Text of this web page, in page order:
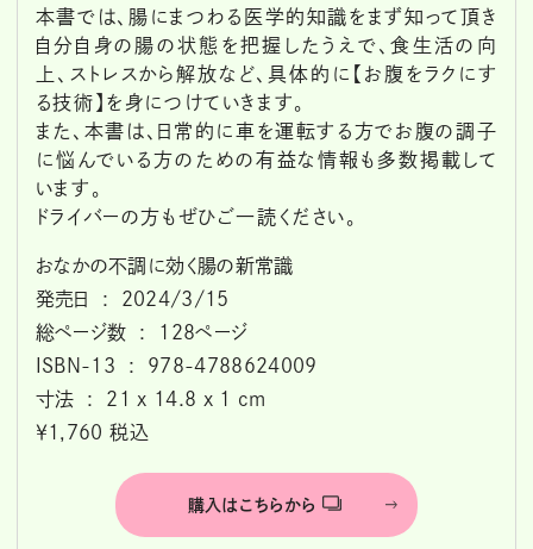
本書では、腸にまつわる医学的知識をまず知って頂き
自分自身の腸の状態を把握したうえで、食生活の向
上、ストレスから解放など、具体的に【お腹をラクにす
る技術】を身につけていきます。
また、本書は、日常的に車を運転する方でお腹の調子
に悩んでいる方のための有益な情報も多数掲載して
います。
ドライバーの方もぜひご一読ください。
おなかの不調に効く腸の新常識
発売日 ‏ : ‎ 2024/3/15
総ページ数 ‏ : ‎ 128ページ
ISBN-13 ‏ : ‎ 978-4788624009
寸法 ‏ : ‎ 21 x 14.8 x 1 cm
￥1,760 税込
購入はこちらから